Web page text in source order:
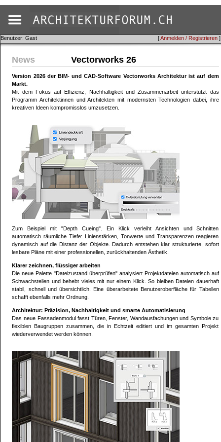
[Anmelden / Registrieren ]
Benutzer: Gast
News Vectorworks 26
Version 2026 der BIM- und CAD-Software Vectorworks Architektur ist auf dem
Markt.
Mit dem Fokus auf Effizienz, Nachhaltigkeit und Zusammenarbeit unterstützt das
Programm Architektinnen und Architekten mit modernsten Technologien dabei, ihre
kreativen Ideen kompromisslos umzusetzen.
Zum Beispiel mit "Depth Cueing". Ein Klick verleiht Ansichten und Schnitten
automatisch räumliche Tiefe: Linienstärken, Tonwerte und Transparenzen reagieren
dynamisch auf die Distanz der Objekte. Dadurch entstehen klar strukturierte, sofort
lesbare Pläne mit einer professionellen, zurückhaltenden Ästhetik.
Klarer zeichnen, flüssiger arbeiten
Die neue Palette "Dateizustand überprüfen" analysiert Projektdateien automatisch auf
Schwachstellen und behebt vieles mit nur einem Klick. So bleiben Dateien dauerhaft
stabil, schnell und übersichtlich. Eine überarbeitete Benutzeroberfläche für Tabellen
schafft ebenfalls mehr Ordnung.
Architektur: Präzision, Nachhaltigkeit und smarte Automatisierung
Das neue Fassadenmodul fasst Türen, Fenster, Wandausfachungen und Symbole zu
flexiblen Baugruppen zusammen, die in Echtzeit editiert und im gesamten Projekt
wiederverwendet werden können.